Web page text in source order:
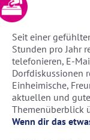
Seit einer
Stunden pro Jahr
telefonieren, E-
Dorfdiskussionen
Einheimische,
aktuellen und
Themenüberblick
Wenn dir das